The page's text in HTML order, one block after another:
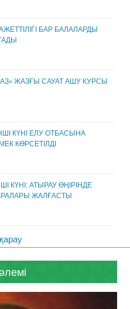
БАР БАЛАЛАРДЫ
ЖАЗҒЫ САУАТ АШУ КУРСЫ
КҮНІ ЕЛУ ОТБАСЫНА
КӨРСЕТІЛДІ
КҮНІ: АТЫРАУ ӨҢІРІНДЕ
ЖАЛҒАСТЫ